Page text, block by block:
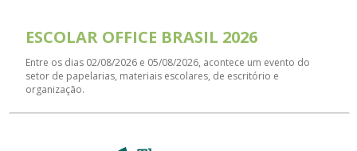
ESCOLAR OFFICE BRASIL 2026
Entre os dias 02/08/2026 e 05/08/2026, acontece um evento do
setor de papelarias, materiais escolares, de escritório e
organização.